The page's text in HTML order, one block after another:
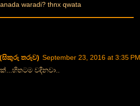
waradi? thnx qwata
(සිකුරු තරුව) September 23, 2016 at 3:35 PM
වදිනවා..